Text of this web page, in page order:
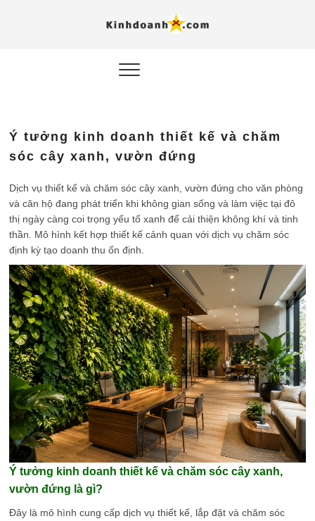
Ý tưởng kinh doanh thiết kế và chăm
sóc cây xanh, vườn đứng
Dịch vụ thiết kế và chăm sóc cây xanh, vườn đứng cho văn phòng
và căn hộ đang phát triển khi không gian sống và làm việc tại đô
thị ngày càng coi trọng yếu tố xanh để cải thiện không khí và tinh
thần. Mô hình kết hợp thiết kế cảnh quan với dịch vụ chăm sóc
định kỳ tạo doanh thu ổn định.
Ý tưởng kinh doanh thiết kế và chăm sóc cây xanh,
vườn đứng là gì?
Đây là mô hình cung cấp dịch vụ thiết kế, lắp đặt và chăm sóc